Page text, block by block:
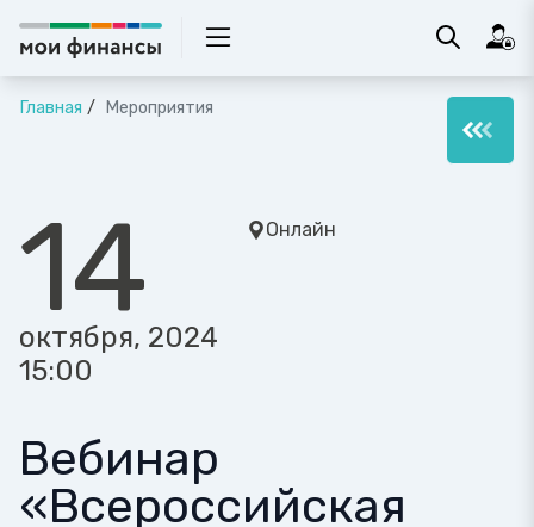
Главная Мероприятия
14
октября, 2024
15:00
Онлайн
Вебинар
«Всероссийская